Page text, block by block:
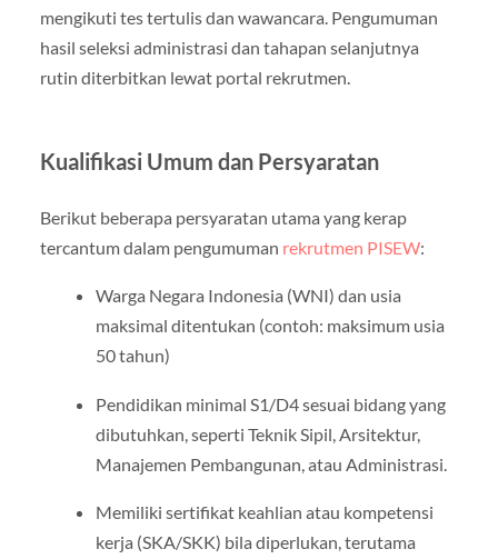
mengikuti tes tertulis dan wawancara. Pengumuman
hasil seleksi administrasi dan tahapan selanjutnya
rutin diterbitkan lewat portal rekrutmen.
Kualifikasi Umum dan Persyaratan
Berikut beberapa persyaratan utama yang kerap
tercantum dalam pengumuman rekrutmen PISEW:
Warga Negara Indonesia (WNI) dan usia
maksimal ditentukan (contoh: maksimum usia
50 tahun)
Pendidikan minimal S1/D4 sesuai bidang yang
dibutuhkan, seperti Teknik Sipil, Arsitektur,
Manajemen Pembangunan, atau Administrasi.
Memiliki sertifikat keahlian atau kompetensi
kerja (SKA/SKK) bila diperlukan, terutama